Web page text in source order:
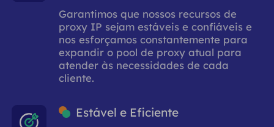
Garantimos que nossos recursos de
proxy IP sejam estáveis ​​e confiáveis ​​e
nos esforçamos constantemente para
expandir o pool de proxy atual para
atender às necessidades de cada
cliente.
Estável e Eficiente